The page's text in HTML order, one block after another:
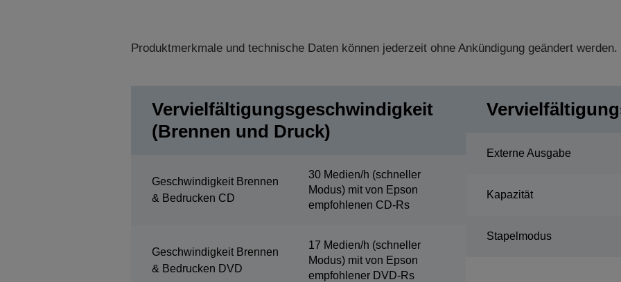
Produktmerkmale und technische Daten können jederzeit ohne Ankündigung geändert werden.
Vervielfältigungsgeschwindigkeit
(Brennen und Druck)
Geschwindigkeit Brennen
& Bedrucken CD
30 Medien/h (schneller
Modus) mit von Epson
empfohlenen CD-Rs
Geschwindigkeit Brennen
& Bedrucken DVD
17 Medien/h (schneller
Modus) mit von Epson
empfohlener DVD-Rs
Externe Ausgabe
Kapazität
Stapelmodus